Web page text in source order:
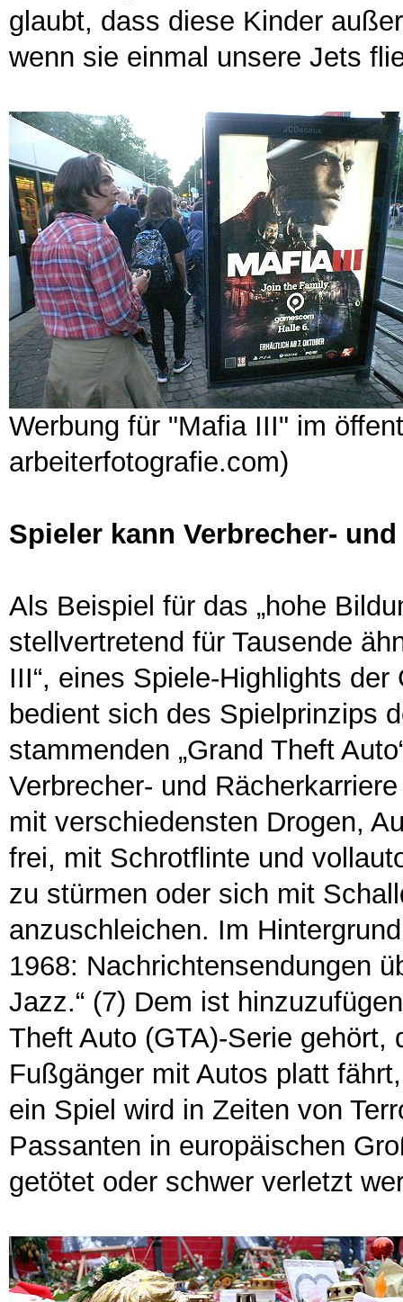
glaubt, dass diese Kinder
wenn sie einmal unsere Jets
Werbung für "Mafia III" im
arbeiterfotografie.com)
Spieler kann Verbrecher-
Als Beispiel für das „hohe
stellvertretend für Tausende
III“, eines Spiele-Highlights
bedient sich des Spielprinzips
stammenden „Grand Theft
Verbrecher- und
mit verschiedensten Drogen,
frei, mit Schrotflinte und
zu stürmen oder sich mit
anzuschleichen. Im
1968: Nachrichtensendungen
Jazz.“ (7) Dem ist
Theft Auto (GTA)-Serie
Fußgänger mit Autos platt
ein Spiel wird in Zeiten von
Passanten in europäischen
getötet oder schwer verletzt